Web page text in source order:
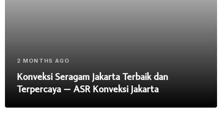
2 MONTHS AGO
Konveksi Seragam Jakarta Terbaik dan
Terpercaya – ASR Konveksi Jakarta